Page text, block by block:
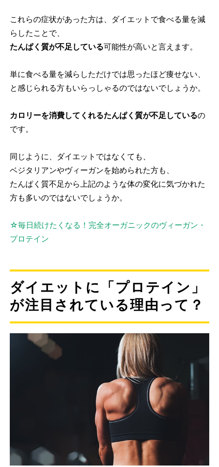
これらの症状があった方は、ダイエットで食べる量を減
らしたことで、
たんぱく質が不足している可能性が高いと言えます。
単に食べる量を減らしただけでは思ったほど痩せない、
と感じられる方もいらっしゃるのではないでしょうか。
カロリーを消費してくれるたんぱく質が不足しているの
です。
同じように、ダイエットではなくても、
ベジタリアンやヴィーガンを始められた方も、
たんぱく質不足から上記のような体の変化に気づかれた
方も多いのではないでしょうか。
☆毎日続けたくなる！完全オーガニックのヴィーガン・
プロテイン
ダイエットに「プロテイン」
が注目されている理由って？